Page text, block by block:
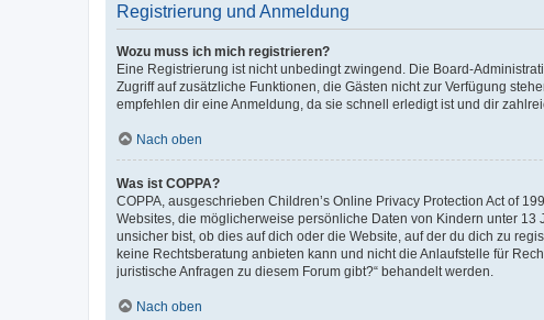
Registrierung und Anmeldung
Wozu muss ich mich registrieren?
Eine Registrierung ist nicht unbedingt zwingend. Die Board-
Zugriff auf zusätzliche Funktionen, die Gästen nicht zur Verfügung
empfehlen dir eine Anmeldung, da sie schnell erledigt ist und dir
Nach oben
Was ist COPPA?
COPPA, ausgeschrieben Children’s Online Privacy Protection Act of
Websites, die möglicherweise persönliche Daten von Kindern unter
unsicher bist, ob dies auf dich oder die Website, auf der du dich zu
keine Rechtsberatung anbieten kann und nicht die Anlaufstelle für
juristische Anfragen zu diesem Forum gibt?“ behandelt werden.
Nach oben